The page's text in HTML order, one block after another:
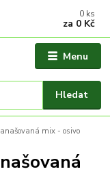
Menu
Hledat
0 ks
za 0 Kč
mix - osivo